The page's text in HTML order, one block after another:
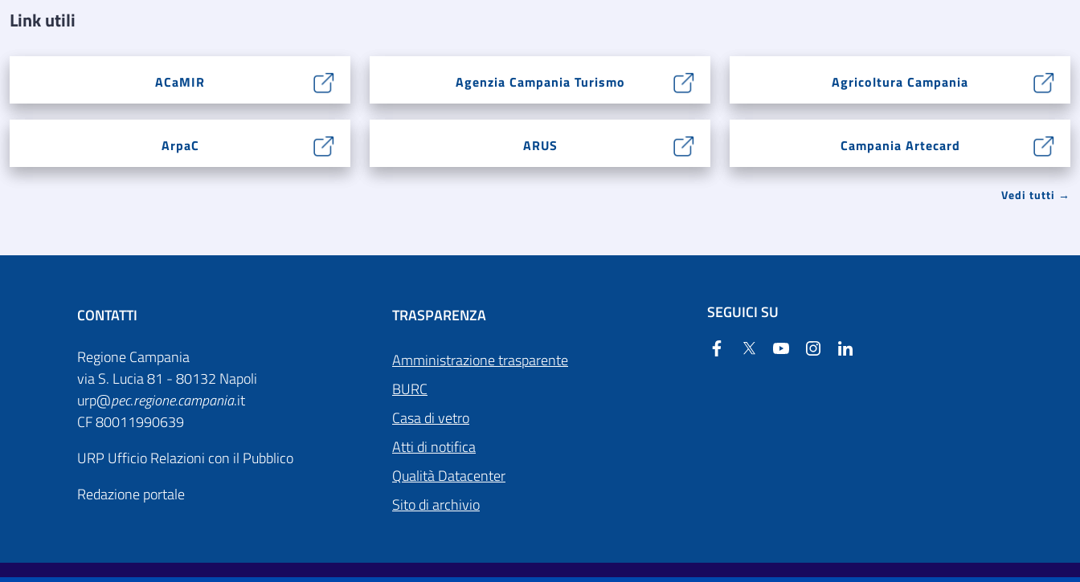
Link utili
ACaMIR Agenzia Campania Turismo Agricoltura Campania
ArpaC ARUS Campania Artecard
Vedi tutti →
CONTATTI
Regione Campania
via S. Lucia 81 - 80132 Napoli
urp@pec.regione.campania.it
CF 80011990639
URP Ufficio Relazioni con il Pubblico
Redazione portale
TRASPARENZA
Amministrazione trasparente
BURC
Casa di vetro
Atti di notifica
Qualità Datacenter
Sito di archivio
SEGUICI SU
Facebook
Twitter YouTube Instagram